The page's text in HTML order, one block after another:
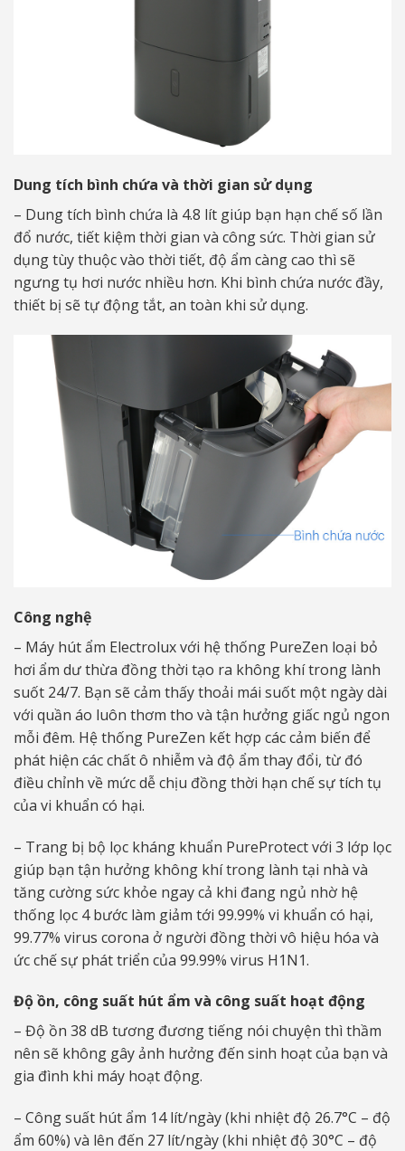
Dung tích bình chứa và thời gian sử dụng
– Dung tích bình chứa là 4.8 lít giúp bạn hạn chế số lần
đổ nước, tiết kiệm thời gian và công sức. Thời gian sử
dụng tùy thuộc vào thời tiết, độ ẩm càng cao thì sẽ
ngưng tụ hơi nước nhiều hơn. Khi bình chứa nước đầy,
thiết bị sẽ tự động tắt, an toàn khi sử dụng.
Công nghệ
– Máy hút ẩm Electrolux với hệ thống PureZen loại bỏ
hơi ẩm dư thừa đồng thời tạo ra không khí trong lành
suốt 24/7. Bạn sẽ cảm thấy thoải mái suốt một ngày dài
với quần áo luôn thơm tho và tận hưởng giấc ngủ ngon
mỗi đêm. Hệ thống PureZen kết hợp các cảm biến để
phát hiện các chất ô nhiễm và độ ẩm thay đổi, từ đó
điều chỉnh về mức dễ chịu đồng thời hạn chế sự tích tụ
của vi khuẩn có hại.
– Trang bị bộ lọc kháng khuẩn PureProtect với 3 lớp lọc
giúp bạn tận hưởng không khí trong lành tại nhà và
tăng cường sức khỏe ngay cả khi đang ngủ nhờ hệ
thống lọc 4 bước làm giảm tới 99.99% vi khuẩn có hại,
99.77% virus corona ở người đồng thời vô hiệu hóa và
ức chế sự phát triển của 99.99% virus H1N1.
Độ ồn, công suất hút ẩm và công suất hoạt động
– Độ ồn 38 dB tương đương tiếng nói chuyện thì thầm
nên sẽ không gây ảnh hưởng đến sinh hoạt của bạn và
gia đình khi máy hoạt động.
– Công suất hút ẩm 14 lít/ngày (khi nhiệt độ 26.7°C – độ
ẩm 60%) và lên đến 27 lít/ngày (khi nhiệt độ 30°C – độ